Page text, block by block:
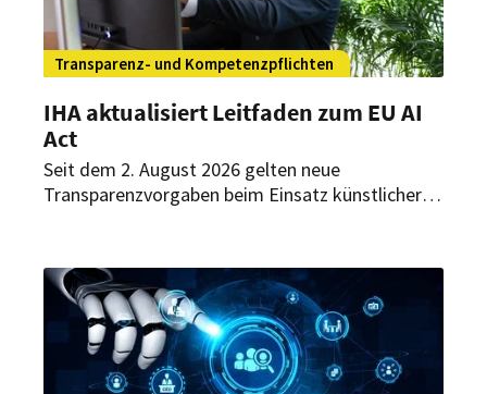
Transparenz- und Kompetenzpflichten
IHA aktualisiert Leitfaden zum EU AI
Act
Seit dem 2. August 2026 gelten neue
Transparenzvorgaben beim Einsatz künstlicher
welche Anforderungen sich daraus für Hotels
ergeben.